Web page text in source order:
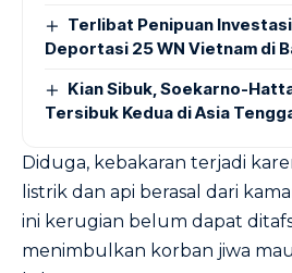
Terlibat Penipuan
Deportasi 25 WN Vietnam di
Kian Sibuk, Soekarno-
Tersibuk Kedua di Asia
Diduga, kebakaran terjadi
listrik dan api berasal dari
ini kerugian belum dapat
menimbulkan korban jiwa